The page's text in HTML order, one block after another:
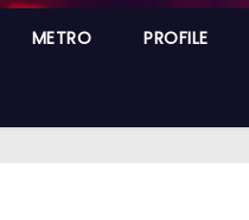
METRO PROFILE